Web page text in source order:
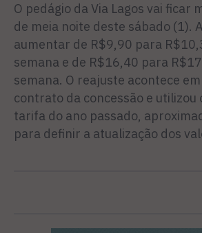
O pedágio da Via Lagos vai ficar
de meia noite deste sábado (1).
aumentar de R$9,90 para
semana e de R$16,40 para
semana. O reajuste acontece
contrato da concessão e utilizou
tarifa do ano passado,
para definir a atualização dos